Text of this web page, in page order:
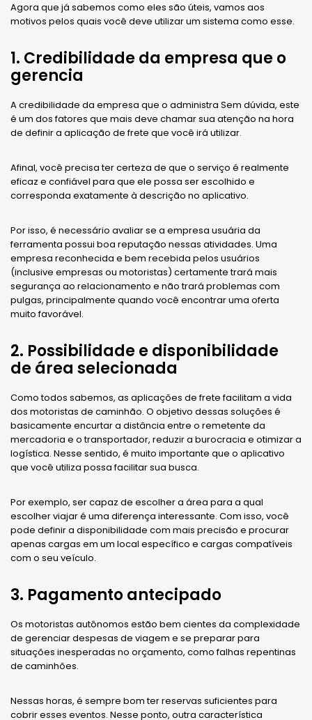
Agora que já sabemos como eles são úteis, vamos aos
motivos pelos quais você deve utilizar um sistema como esse.
1. Credibilidade da empresa que o
gerencia
A credibilidade da empresa que o administra Sem dúvida, este
é um dos fatores que mais deve chamar sua atenção na hora
de definir a aplicação de frete que você irá utilizar.
Afinal, você precisa ter certeza de que o serviço é realmente
eficaz e confiável para que ele possa ser escolhido e
corresponda exatamente à descrição no aplicativo.
Por isso, é necessário avaliar se a empresa usuária da
ferramenta possui boa reputação nessas atividades. Uma
empresa reconhecida e bem recebida pelos usuários
(inclusive empresas ou motoristas) certamente trará mais
segurança ao relacionamento e não trará problemas com
pulgas, principalmente quando você encontrar uma oferta
muito favorável.
2. Possibilidade e disponibilidade
de área selecionada
Como todos sabemos, as aplicações de frete facilitam a vida
dos motoristas de caminhão. O objetivo dessas soluções é
basicamente encurtar a distância entre o remetente da
mercadoria e o transportador, reduzir a burocracia e otimizar a
logística. Nesse sentido, é muito importante que o aplicativo
que você utiliza possa facilitar sua busca.
Por exemplo, ser capaz de escolher a área para a qual
escolher viajar é uma diferença interessante. Com isso, você
pode definir a disponibilidade com mais precisão e procurar
apenas cargas em um local específico e cargas compatíveis
com o seu veículo.
3. Pagamento antecipado
Os motoristas autônomos estão bem cientes da complexidade
de gerenciar despesas de viagem e se preparar para
situações inesperadas no orçamento, como falhas repentinas
de caminhões.
Nessas horas, é sempre bom ter reservas suficientes para
cobrir esses eventos. Nesse ponto, outra característica